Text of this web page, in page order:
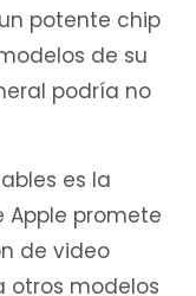
potente chip
de su
podría no
es la
Apple promete
de video
otros modelos